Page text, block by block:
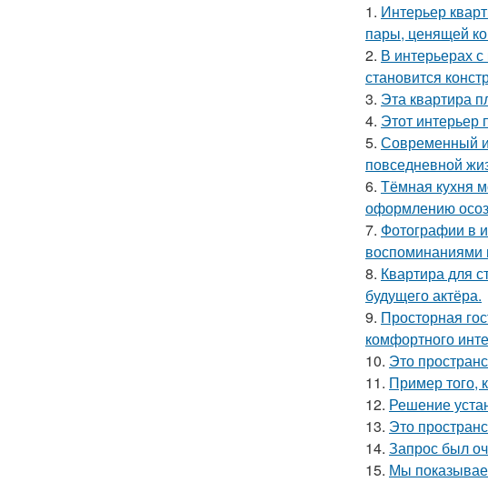
1. Интерьер
пары, ценящей
2. В интерьерах
становится
3. Эта квартира
4. Этот интерьер
5. Современный
повседневной
6. Тёмная кухня
оформлению
7. Фотографии в
8. Квартира для
будущего актёра.
9. Просторная
комфортного
10. Это
11. Пример того,
12. Решение
13. Это
14. Запрос был
15. Мы